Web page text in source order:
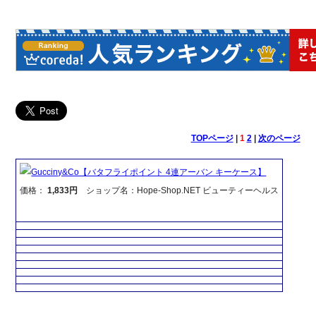
TOPページ| 1 2| 次のページ
Gucciny&Co【バタフライポイント 4連アーバン キーケース】
価格：1,833円 ショップ名：Hope-Shop.NET ビューティーヘルス